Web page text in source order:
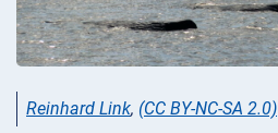
Reinhard Link, (CC BY-NC-SA 2.0)